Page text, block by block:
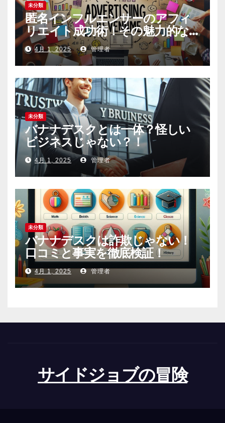
未分類
匿名インフルエンサーのアフィ
リエイト成功術！その魅力的な
内容の作り方とは
4月 1, 2025 管理者
未分類
バナナデスクとは一体？怪しい
ビジネスじゃない？！
4月 1, 2025 管理者
未分類
バナナデスクは詐欺じゃない！
口コミと事実を徹底検証！
4月 1, 2025 管理者
サイドジョブの冒険